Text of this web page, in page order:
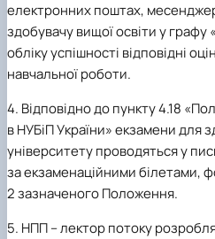
електронних поштах,
здобувачу вищої освіти у графу
обліку успішності відповідні
навчальної роботи.
4. Відповідно до пункту 4.18
в НУБіП України» екзамени для
університету проводяться у
за екзаменаційними білетами,
2 зазначеного Положення.
5. НПП – лектор потоку